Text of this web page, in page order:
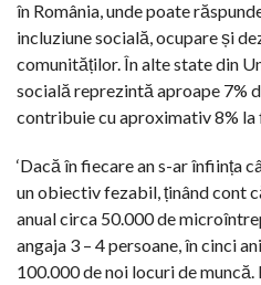
în România, unde poate
incluziune socială, ocupare și
comunităților. În alte state din
socială reprezintă aproape 7%
contribuie cu aproximativ 8% la
‘Dacă în fiecare an s-ar înființa
un obiectiv fezabil, ținând cont
anual circa 50.000 de
angaja 3 – 4 persoane, în cinci
100.000 de noi locuri de